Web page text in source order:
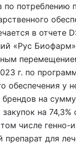
по потреблению
в отчете
«Рус
г. по
обеспечения у
на
на
числе генно-
препарат для